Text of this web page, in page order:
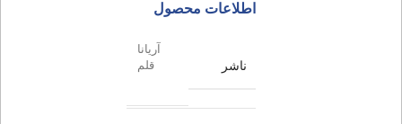
اطلاعات محصول
ناشر
آریانا
قلم